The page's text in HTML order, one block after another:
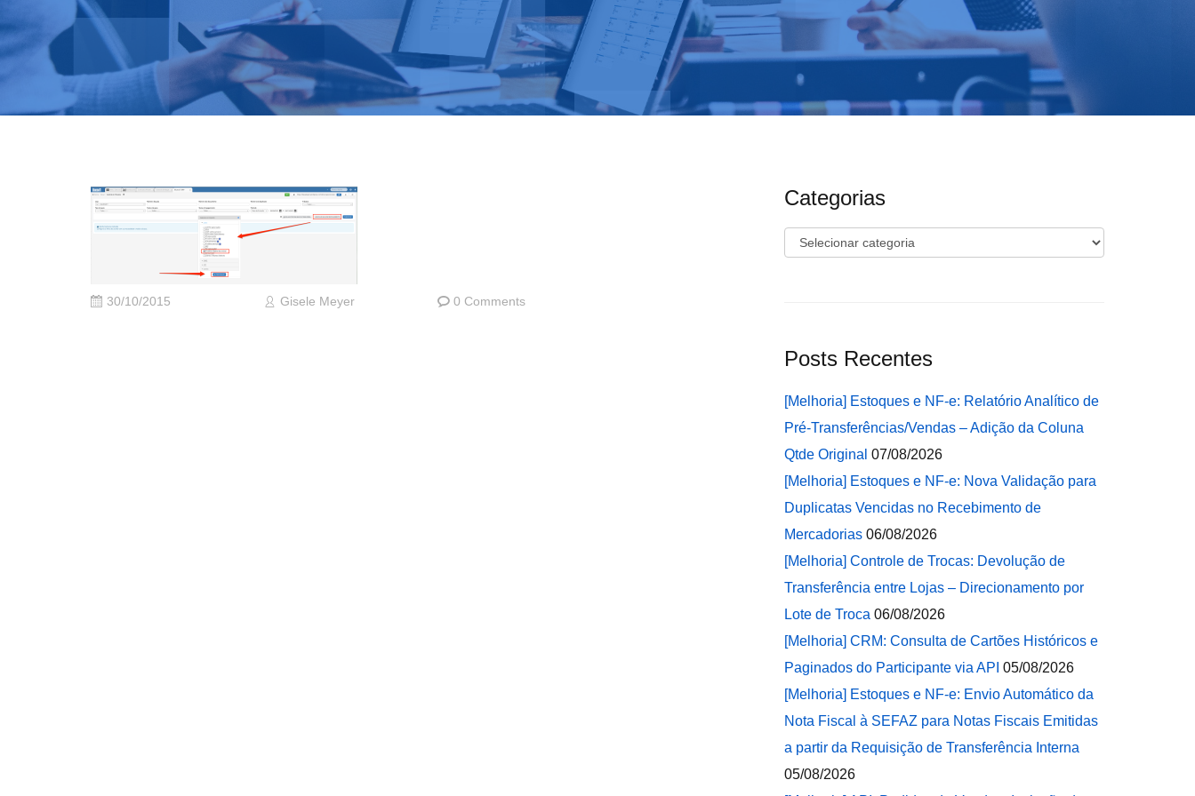
30/10/2015 Gisele Meyer 0 Comments
Categorias
Categorias
Posts Recentes
[Melhoria] Estoques e NF-e: Relatório Analítico de
Pré-Transferências/Vendas – Adição da Coluna
Qtde Original 07/08/2026
[Melhoria] Estoques e NF-e: Nova Validação para
Duplicatas Vencidas no Recebimento de
Mercadorias 06/08/2026
[Melhoria] Controle de Trocas: Devolução de
Transferência entre Lojas – Direcionamento por
Lote de Troca 06/08/2026
[Melhoria] CRM: Consulta de Cartões Históricos e
Paginados do Participante via API 05/08/2026
[Melhoria] Estoques e NF-e: Envio Automático da
Nota Fiscal à SEFAZ para Notas Fiscais Emitidas
a partir da Requisição de Transferência Interna
05/08/2026